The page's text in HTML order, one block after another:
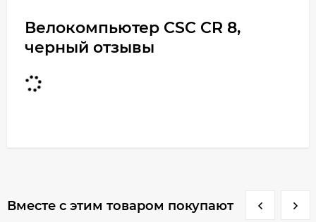
Велокомпьютер CSC CR 8,
черный отзывы
Вместе с этим товаром покупают